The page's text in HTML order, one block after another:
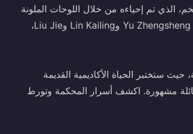
الذي تم إحياءه من خلال اللوحات الملونة
المذهلة واللمسات الذهبية. تتميز اللعبة بممثلين صوتيين مشهورين مثل Yu Zhengsheng وLin Kailing وLiu Jie،
ستختبر الحياة الأكاديمية القديمة
عائلة مشهورة. اكشف أسرار المحكمة وتورط